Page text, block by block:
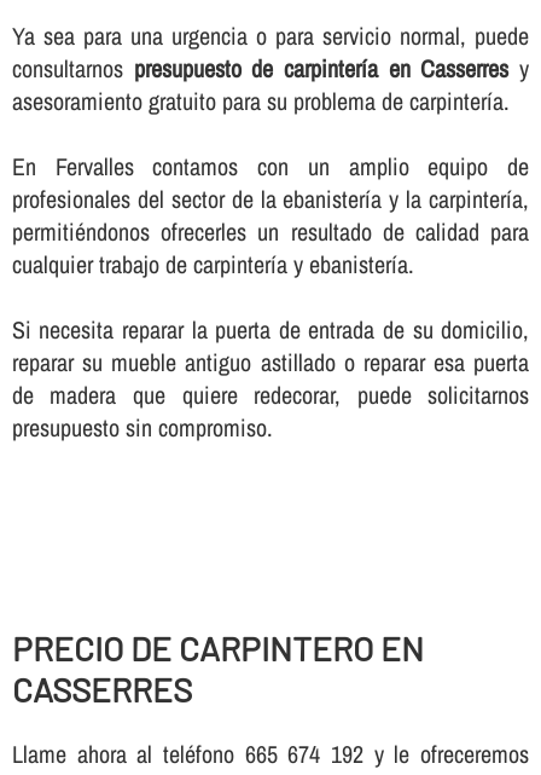
Ya sea para una urgencia o para servicio normal, puede
consultarnos presupuesto de carpinterí­a en Casserresy
asesoramiento gratuito para su problema de carpinterí­a.
En Fervalles contamos con un amplio equipo de
profesionales del sector de la ebanisterí­a y la carpinterí­a,
permitiéndonos ofrecerles un resultado de calidad para
cualquier trabajo de carpinterí­a y ebanisterí­a.
Si necesita reparar la puerta de entrada de su domicilio,
reparar su mueble antiguo astillado o reparar esa puerta
de madera que quiere redecorar, puede solicitarnos
presupuesto sin compromiso.
PRECIO DE CARPINTERO EN
CASSERRES
Llame ahora al teléfono 665 674 192 y le ofreceremos